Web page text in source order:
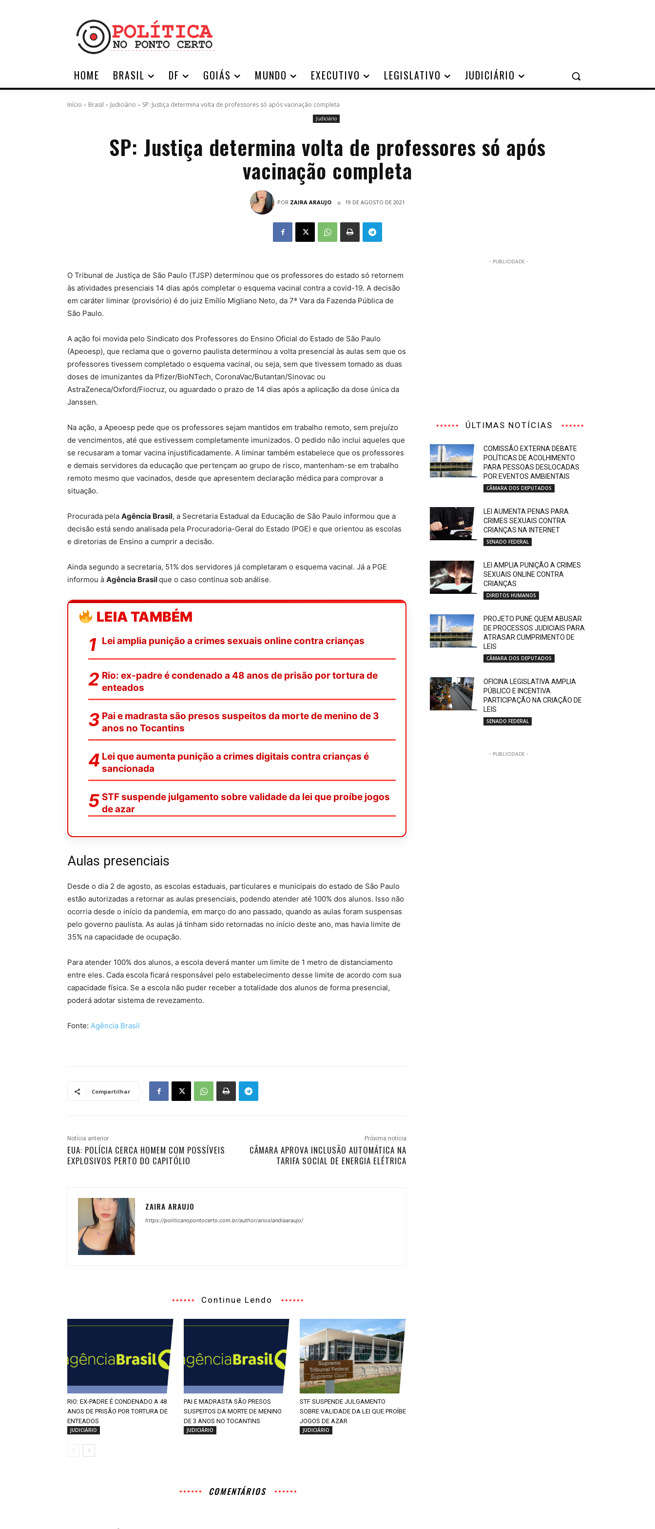
HOME BRASIL DF GOIÁS MUNDO EXECUTIVO LEGISLATIVO JUDICIÁRIO
Início Brasil Judiciário SP: Justiça determina volta de professores só após vacinação completa
Judiciário
SP: Justiça determina volta de professores só após
vacinação completa
POR ZAIRA ARAUJO 19 DE AGOSTO DE 2021
O Tribunal de Justiça de São Paulo (TJSP) determinou que os professores do estado só retornem
às atividades presenciais 14 dias após completar o esquema vacinal contra a covid-19. A decisão
em caráter liminar (provisório) é do juiz Emílio Migliano Neto, da 7ª Vara da Fazenda Pública de
São Paulo.
A ação foi movida pelo Sindicato dos Professores do Ensino Oficial do Estado de São Paulo
(Apeoesp), que reclama que o governo paulista determinou a volta presencial às aulas sem que os
professores tivessem completado o esquema vacinal, ou seja, sem que tivessem tomado as duas
doses de imunizantes da Pfizer/BioNTech, CoronaVac/Butantan/Sinovac ou
AstraZeneca/Oxford/Fiocruz, ou aguardado o prazo de 14 dias após a aplicação da dose única da
Janssen.
Na ação, a Apeoesp pede que os professores sejam mantidos em trabalho remoto, sem prejuízo
de vencimentos, até que estivessem completamente imunizados. O pedido não inclui aqueles que
se recusaram a tomar vacina injustificadamente. A liminar também estabelece que os professores
e demais servidores da educação que pertençam ao grupo de risco, mantenham-se em trabalho
remoto mesmo que vacinados, desde que apresentem declaração médica para comprovar a
situação.
Procurada pela Agência Brasil, a Secretaria Estadual da Educação de São Paulo informou que a
decisão está sendo analisada pela Procuradoria-Geral do Estado (PGE) e que orientou as escolas
e diretorias de Ensino a cumprir a decisão.
Ainda segundo a secretaria, 51% dos servidores já completaram o esquema vacinal. Já a PGE
informou à Agência Brasilque o caso continua sob análise.
LEIA TAMBÉM
Lei amplia punição a crimes sexuais online contra crianças
Rio: ex-padre é condenado a 48 anos de prisão por tortura de
enteados
Pai e madrasta são presos suspeitos da morte de menino de 3
anos no Tocantins
Lei que aumenta punição a crimes digitais contra crianças é
sancionada
STF suspende julgamento sobre validade da lei que proíbe jogos
de azar
Aulas presenciais
Desde o dia 2 de agosto, as escolas estaduais, particulares e municipais do estado de São Paulo
estão autorizadas a retornar as aulas presenciais, podendo atender até 100% dos alunos. Isso não
ocorria desde o início da pandemia, em março do ano passado, quando as aulas foram suspensas
pelo governo paulista. As aulas já tinham sido retornadas no início deste ano, mas havia limite de
35% na capacidade de ocupação.
Para atender 100% dos alunos, a escola deverá manter um limite de 1 metro de distanciamento
entre eles. Cada escola ficará responsável pelo estabelecimento desse limite de acordo com sua
capacidade física. Se a escola não puder receber a totalidade dos alunos de forma presencial,
poderá adotar sistema de revezamento.
Fonte: Agência Brasil
Compartilhar
Notícia anterior
EUA: POLÍCIA CERCA HOMEM COM POSSÍVEIS
EXPLOSIVOS PERTO DO CAPITÓLIO
Próxima notícia
CÂMARA APROVA INCLUSÃO AUTOMÁTICA NA
TARIFA SOCIAL DE ENERGIA ELÉTRICA
ZAIRA ARAUJO
https://politicanopontocerto.com.br/author/arioslandiaaraujo/
Continue Lendo
RIO: EX-PADRE É CONDENADO A 48
ANOS DE PRISÃO POR TORTURA DE
ENTEADOS
JUDICIÁRIO
PAI E MADRASTA SÃO PRESOS
SUSPEITOS DA MORTE DE MENINO
DE 3 ANOS NO TOCANTINS
JUDICIÁRIO
STF SUSPENDE JULGAMENTO
SOBRE VALIDADE DA LEI QUE PROÍBE
JOGOS DE AZAR
JUDICIÁRIO
COMENTÁRIOS
- PUBLICIDADE -
ÚLTIMAS NOTÍCIAS
COMISSÃO EXTERNA DEBATE
POLÍTICAS DE ACOLHIMENTO
PARA PESSOAS DESLOCADAS
POR EVENTOS AMBIENTAIS
CÂMARA DOS DEPUTADOS
LEI AUMENTA PENAS PARA
CRIMES SEXUAIS CONTRA
CRIANÇAS NA INTERNET
SENADO FEDERAL
LEI AMPLIA PUNIÇÃO A CRIMES
SEXUAIS ONLINE CONTRA
CRIANÇAS
DIREITOS HUMANOS
PROJETO PUNE QUEM ABUSAR
DE PROCESSOS JUDICIAIS PARA
ATRASAR CUMPRIMENTO DE
LEIS
CÂMARA DOS DEPUTADOS
OFICINA LEGISLATIVA AMPLIA
PÚBLICO E INCENTIVA
PARTICIPAÇÃO NA CRIAÇÃO DE
LEIS
SENADO FEDERAL
- PUBLICIDADE -